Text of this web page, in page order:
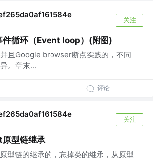
关注
循环（Event loop）(附图)
且Google browser断点实践的，不同
。章末...
评论
关注
型链继承
型链的继承的，忘掉类的继承，从原型